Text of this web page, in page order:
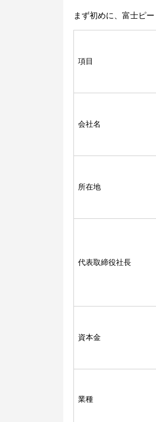
まず初めに、富士ピ
項目
会社名
所在地
代表取締役社長
資本金
業種